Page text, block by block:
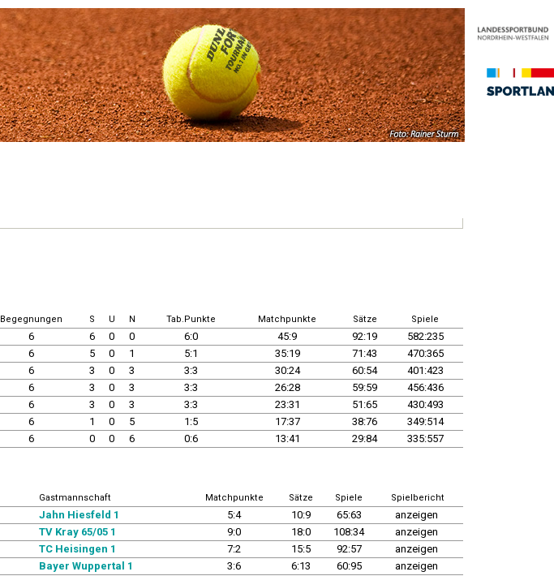
Begegnungen S U N Tab.Punkte Matchpunkte Sätze Spiele
6 6 0 0 6:0 45:9 92:19
582:235
6 5 0 1 5:1 35:19 71:43
470:365
6 3 0 3 3:3 30:24 60:54
401:423
6 3 0 3 3:3 26:28 59:59
456:436
6 3 0 3 3:3 23:31 51:65
430:493
6 1 0 5 1:5 17:37 38:76
349:514
6 0 0 6 0:6 13:41 29:84 335:557
Gastmannschaft Matchpunkte Sätze Spiele Spielbericht
Jahn Hiesfeld 1 5:4 10:9 65:63
anzeigen
TV Kray 65/05 1 9:0 18:0 108:34
anzeigen
TC Heisingen 1 7:2 15:5 92:57
anzeigen
Bayer Wuppertal 1 3:6 6:13 60:95
anzeigen